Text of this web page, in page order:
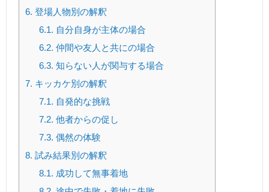
6. 登場人物別の解釈
6.1. 自分自身が主体の場合
6.2. 仲間や友人と共にの場合
6.3. 知らない人が関与する場合
7. キッカケ別の解釈
7.1. 自発的な挑戦
7.2. 他者からの促し
7.3. 偶然の体験
8. 試み結果別の解釈
8.1. 成功して無事着地